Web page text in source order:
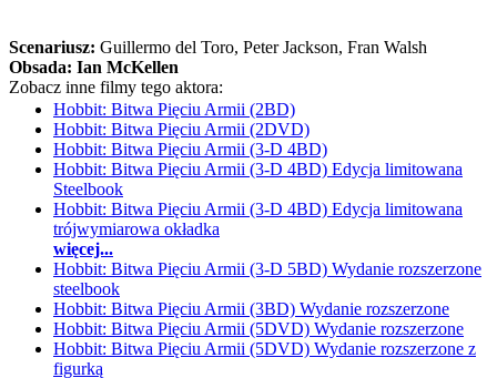
Scenariusz: Guillermo del Toro, Peter Jackson, Fran Walsh
Obsada: Ian McKellen
Zobacz inne filmy tego aktora:
Hobbit: Bitwa Pięciu Armii (2BD)
Hobbit: Bitwa Pięciu Armii (2DVD)
Hobbit: Bitwa Pięciu Armii (3-D 4BD)
Hobbit: Bitwa Pięciu Armii (3-D 4BD) Edycja limitowana
Steelbook
Hobbit: Bitwa Pięciu Armii (3-D 4BD) Edycja limitowana
trójwymiarowa okładka
więcej...
Hobbit: Bitwa Pięciu Armii (3-D 5BD) Wydanie rozszerzone
steelbook
Hobbit: Bitwa Pięciu Armii (3BD) Wydanie rozszerzone
Hobbit: Bitwa Pięciu Armii (5DVD) Wydanie rozszerzone
Hobbit: Bitwa Pięciu Armii (5DVD) Wydanie rozszerzone z
figurką